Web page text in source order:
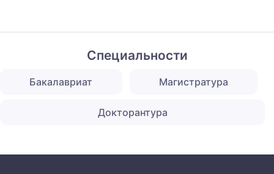
Специальности
Бакалавриат Магистратура
Докторантура